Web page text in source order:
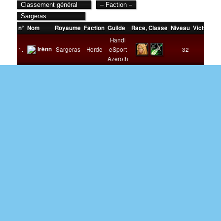
n° Nom Royaume Faction Guilde Race,Classe Niveau Victoires
1. Irènn Sargeras Horde
Handi
eSport
Azeroth
32